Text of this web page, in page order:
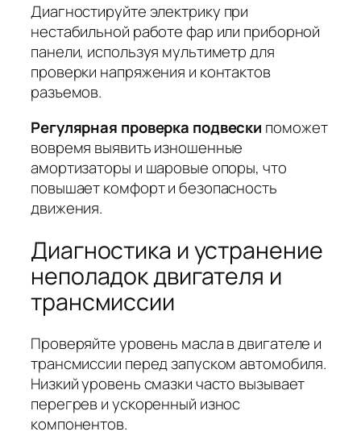
Диагностируйте электрику при
нестабильной работе фар или приборной
панели, используя мультиметр для
проверки напряжения и контактов
разъемов.
Регулярная проверка подвески поможет
вовремя выявить изношенные
амортизаторы и шаровые опоры, что
повышает комфорт и безопасность
движения.
Диагностика и устранение
неполадок двигателя и
трансмиссии
Проверяйте уровень масла в двигателе и
трансмиссии перед запуском автомобиля.
Низкий уровень смазки часто вызывает
перегрев и ускоренный износ
компонентов.